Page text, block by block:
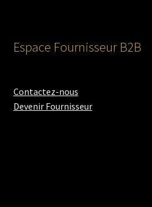
Espace Fournisseur B2B
Contactez-nous
Devenir Fournisseur